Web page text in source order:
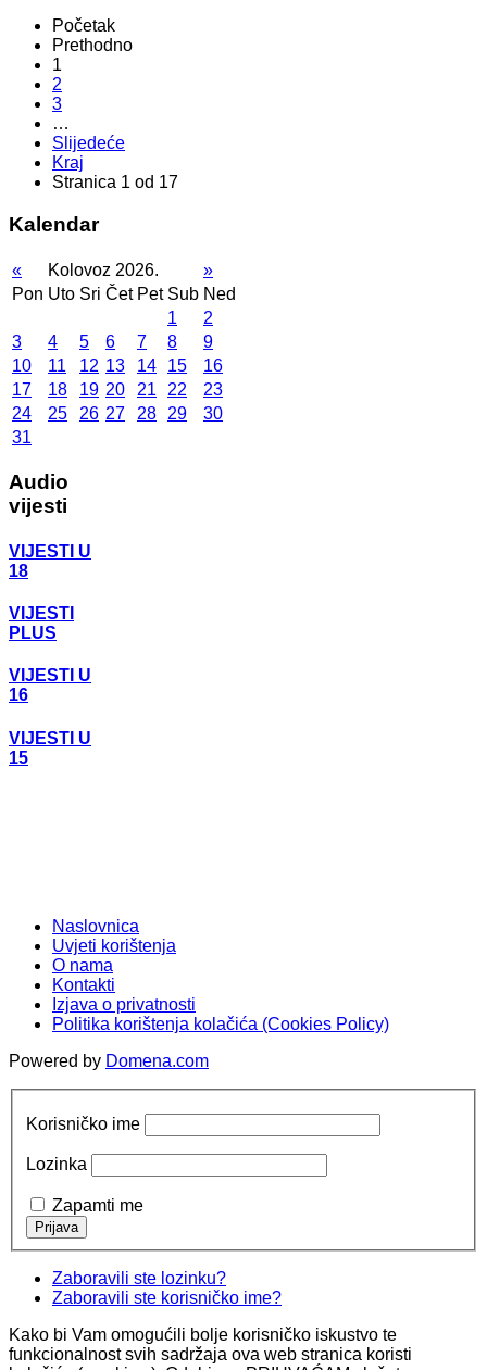
Početak
Prethodno
1
2
3
…
Slijedeće
Kraj
Stranica 1 od 17
Kalendar
« Kolovoz 2026.
»
Pon Uto Sri Čet Pet Sub Ned
1
2
3
4 5 6 7 8
9
10
11 12 13 14 15
16
17
18 19 20 21 22
23
24
25 26 27 28 29
30
31
Audio
vijesti
VIJESTI U
18
VIJESTI
PLUS
VIJESTI U
16
VIJESTI U
15
Naslovnica
Uvjeti korištenja
O nama
Kontakti
Izjava o privatnosti
Politika korištenja kolačića (Cookies Policy)
Powered by Domena.com
Korisničko ime
Lozinka
Zapamti me
Zaboravili ste lozinku?
Zaboravili ste korisničko ime?
Kako bi Vam omogućili bolje korisničko iskustvo te
funkcionalnost svih sadržaja ova web stranica koristi